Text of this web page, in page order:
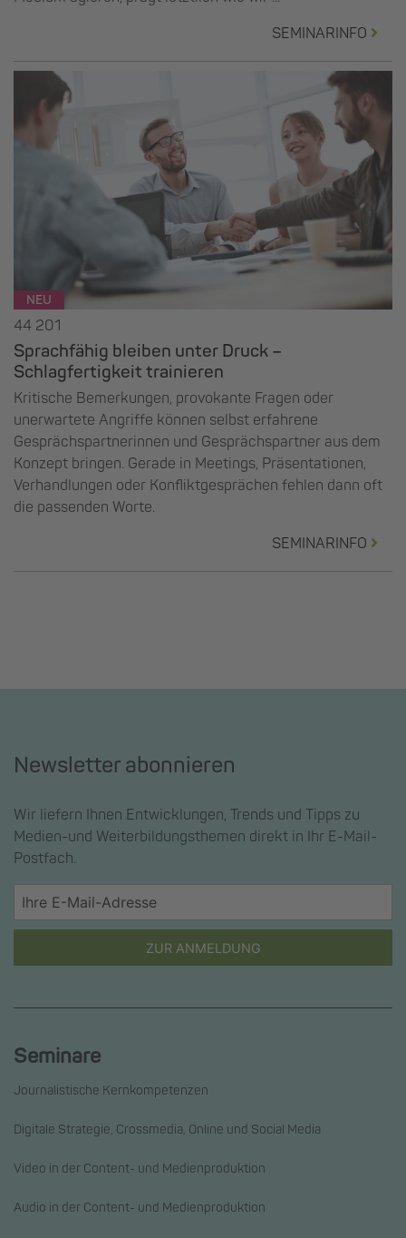
SEMINARINFO
NEU
44 201
Sprachfähig bleiben unter Druck –
Schlagfertigkeit trainieren
Kritische Bemerkungen, provokante Fragen oder
unerwartete Angriffe können selbst erfahrene
Gesprächspartnerinnen und Gesprächspartner aus dem
Konzept bringen. Gerade in Meetings, Präsentationen,
Verhandlungen oder Konfliktgesprächen fehlen dann oft
die passenden Worte.
SEMINARINFO
Newsletter abonnieren
Wir liefern Ihnen Entwicklungen, Trends und Tipps zu
Medien-und Weiterbildungsthemen direkt in Ihr E-Mail-
Postfach.
ZUR ANMELDUNG
Seminare
Journalistische Kernkompetenzen
Digitale Strategie, Crossmedia, Online und Social Media
Video in der Content- und Medienproduktion
Audio in der Content- und Medienproduktion